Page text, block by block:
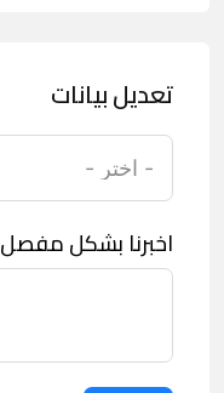
تعديل بيانات
اخبرنا بشكل مفصل